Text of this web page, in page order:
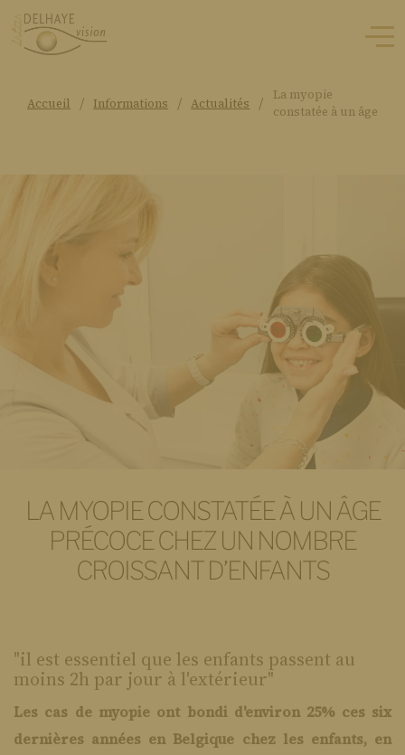
Accueil / Informations / Actualités /
La myopie
constatée à un âge
LA MYOPIE CONSTATÉE À UN ÂGE
PRÉCOCE CHEZ UN NOMBRE
CROISSANT D’ENFANTS
"il est essentiel que les enfants passent au
moins 2h par jour à l'extérieur"
Les cas de myopie ont bondi d'environ 25% ces six
dernières années en Belgique chez les enfants, en